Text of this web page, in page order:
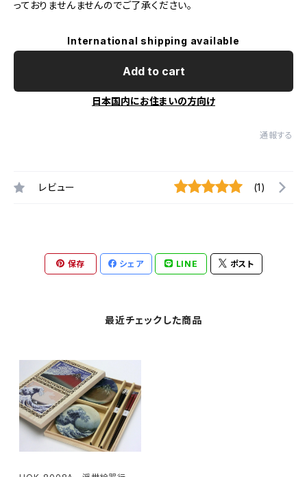
っておりませんませんのでご了承ください。
International shipping available
Add to cart
日本国内にお住まいの方向け
通報する
レビュー (1)
保存 シェア LINE ポスト
最近チェックした商品